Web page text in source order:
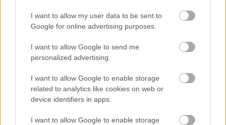
I want to allow my user data to be sent to
Google for online advertising purposes.
I want to allow Google to send me
personalized advertising.
I want to allow Google to enable storage
related to analytics like cookies on web or
device identifiers in apps.
I want to allow Google to enable storage